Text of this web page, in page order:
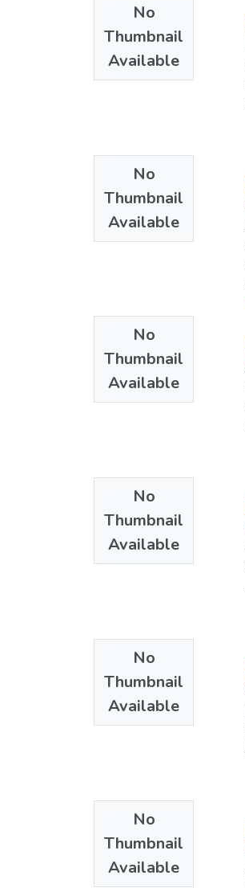
No
Thumbnail
Available
No
Thumbnail
Available
No
Thumbnail
Available
No
Thumbnail
Available
No
Thumbnail
Available
No
Thumbnail
Available